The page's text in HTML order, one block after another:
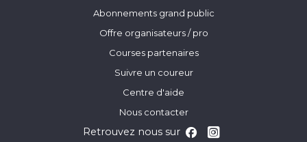
Abonnements grand public
Offre organisateurs / pro
Courses partenaires
Suivre un coureur
Centre d'aide
Nous contacter
Retrouvez nous sur